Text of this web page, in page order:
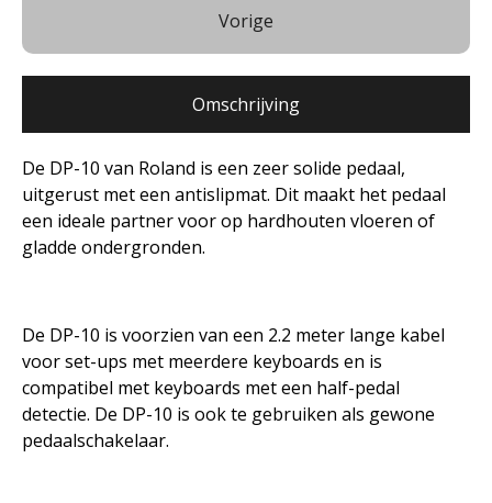
Vorige
Omschrijving
De DP-10 van Roland is een zeer solide pedaal,
uitgerust met een antislipmat. Dit maakt het pedaal
een ideale partner voor op hardhouten vloeren of
gladde ondergronden.
De DP-10 is voorzien van een 2.2 meter lange kabel
voor set-ups met meerdere keyboards en is
compatibel met keyboards met een half-pedal
detectie. De DP-10 is ook te gebruiken als gewone
pedaalschakelaar.